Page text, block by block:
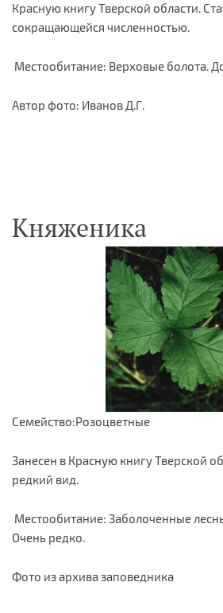
Красную книгу Тверской области.
сокращающейся численностью.
Местообитание: Верховые болота.
Автор фото: Иванов Д.Г.
Княженика
Семейство:Розоцветные
Занесен в Красную книгу Тверской
редкий вид.
Местообитание: Заболоченные
Очень редко.
Фото из архива заповедника